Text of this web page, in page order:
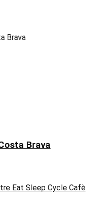
Brava
Eat Sleep Cycle Cafè